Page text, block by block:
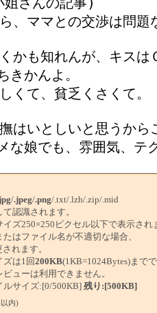
/.jpeg/.png/.txt/.lzh/.zip/.mid
認識されます。
ズ250×250ピクセル以下で表示され
はファイル名が不適切な場合、
れます。
ズは1回200KB(1KB=1024Bytes)まで
ューは利用できません。
ルサイズ:[0/500KB] 残り:[500KB]
内)